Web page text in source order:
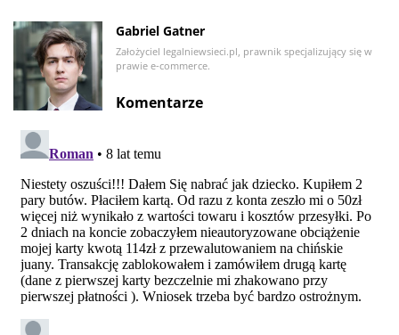
Gabriel Gatner
Założyciel legalniewsieci.pl, prawnik specjalizujący się w
prawie e-commerce.
Komentarze